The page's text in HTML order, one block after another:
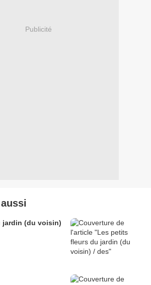
Publicité
jardin (du voisin)